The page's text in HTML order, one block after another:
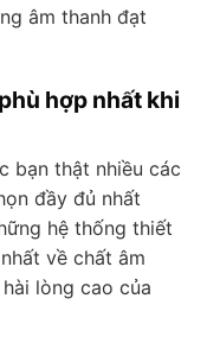
âm thanh đạt
hợp nhất khi
bạn thật nhiều các
đầy đủ nhất
hệ thống thiết
về chất âm
lòng cao của